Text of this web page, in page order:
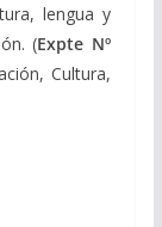
lengua y
(Expte Nº
Cultura,